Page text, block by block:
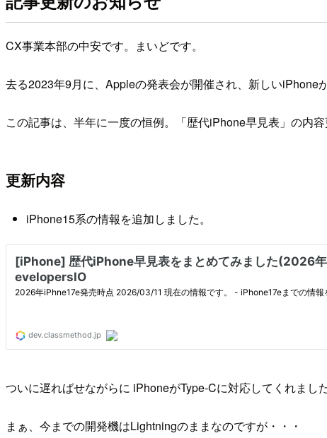
CX事業本部の中安です。まいどです。
去る2023年9月に、Appleの発表会が開催され、新しいiPhone
この記事は、半年に一度の恒例。「歴代iPhone早見表」の内
更新内容
iPhone15系の情報を追加しました。
ついに遅ればせながらに iPhoneがType-Cに対応してくれまし
まぁ、今までの開発機はLightningのままなのですが・・・